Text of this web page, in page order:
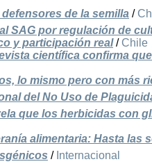
de la semilla /
SAG por regulación de
y participación real/ Chile
científica confirma
lo mismo pero con más
del No Uso de
que los herbicidas con
alimentaria: Hasta las
/ Internacional